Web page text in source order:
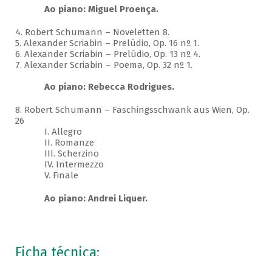
Ao piano: Miguel Proença.
4. Robert Schumann – Noveletten 8.
5. Alexander Scriabin – Prelúdio, Op. 16 nº 1.
6. Alexander Scriabin – Prelúdio, Op. 13 nº 4.
7. Alexander Scriabin – Poema, Op. 32 nº 1.
Ao piano: Rebecca Rodrigues.
8. Robert Schumann – Faschingsschwank aus Wien, Op.
26
I. Allegro
II. Romanze
III. Scherzino
IV. Intermezzo
V. Finale
Ao piano: Andrei Liquer.